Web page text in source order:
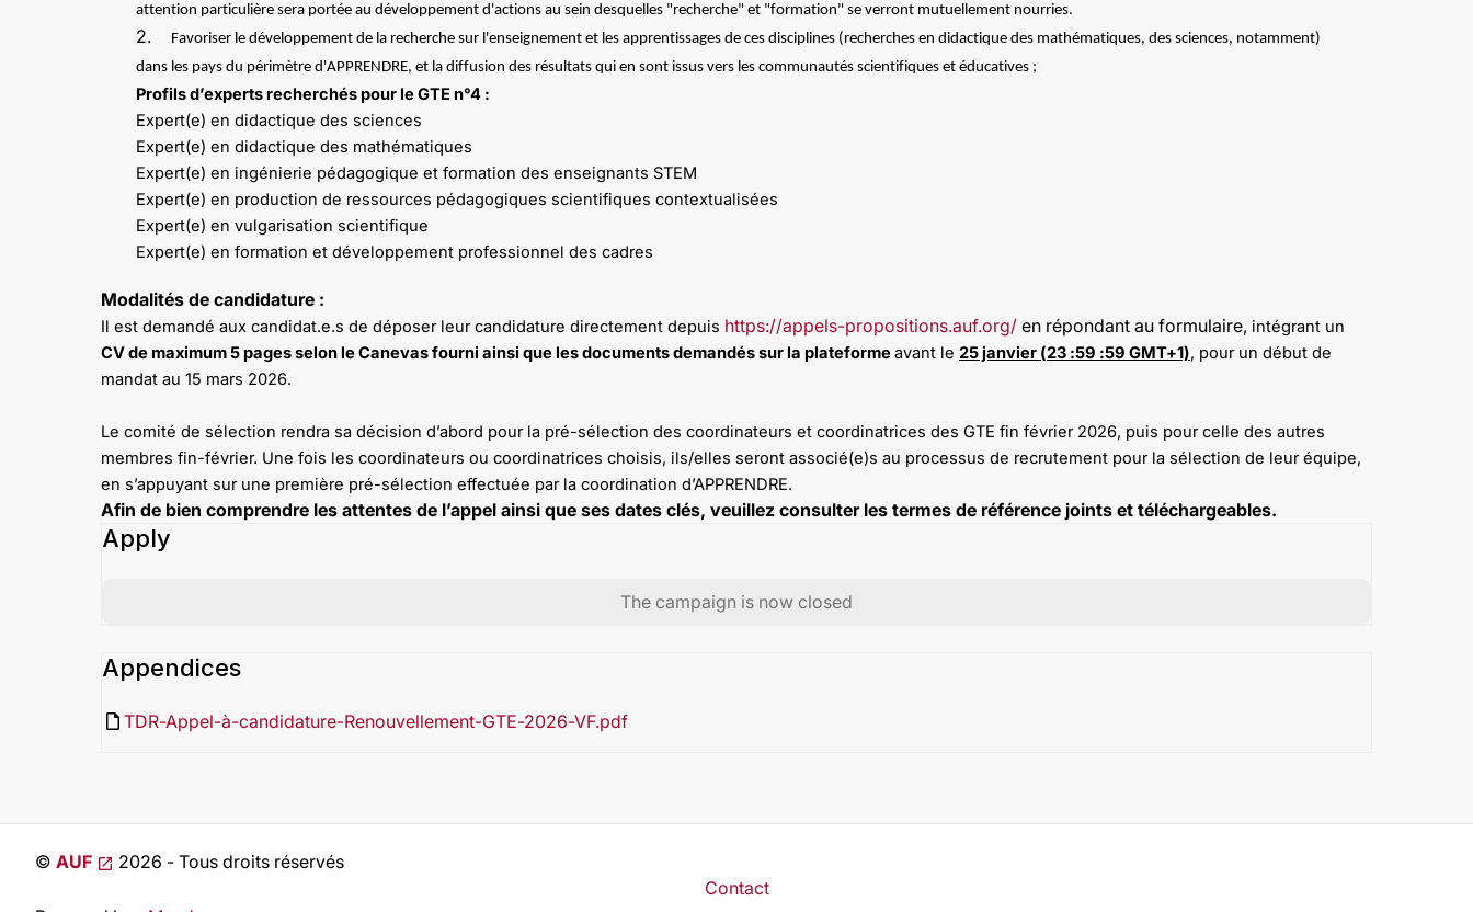
attention particulière sera portée au développement d'actions au sein desquelles "recherche" et "formation" se verront mutuellement nourries.
2.
Favoriser le développement de la recherche sur l'enseignement et les apprentissages de ces disciplines (recherches en didactique des mathématiques, des sciences, notamment)
dans les pays du périmètre d'APPRENDRE, et la diffusion des résultats qui en sont issus vers les communautés scientifiques et éducatives ;
Profils d’experts recherchés pour le GTE n°4 :
Expert(e) en didactique des sciences
Expert(e) en didactique des mathématiques
Expert(e) en ingénierie pédagogique et formation des enseignants STEM
Expert(e) en production de ressources pédagogiques scientifiques contextualisées
Expert(e) en vulgarisation scientifique
Expert(e) en formation et développement professionnel des cadres
Modalités de candidature :
Il est demandé aux candidat.e.s de déposer leur candidature directement depuis https://appels-propositions.auf.org/ en répondant au formulaire, intégrant un
CV de maximum 5 pages selon le Canevas fourni ainsi que les documents demandés sur la plateformeavant le 25 janvier (23 :59 :59 GMT+1), pour un début de
mandat au 15 mars 2026.
Le comité de sélection rendra sa décision d’abord pour la pré-sélection des coordinateurs et coordinatrices des GTE fin février 2026, puis pour celle des autres
membres fin-février. Une fois les coordinateurs ou coordinatrices choisis, ils/elles seront associé(e)s au processus de recrutement pour la sélection de leur équipe,
en s’appuyant sur une première pré-sélection effectuée par la coordination d’APPRENDRE.
Afin de bien comprendre les attentes de l’appel ainsi que ses dates clés, veuillez consulter les termes de référence joints et téléchargeables.
Apply
The campaign is now closed
Appendices
insert_drive_file TDR-Appel-à-candidature-Renouvellement-GTE-2026-VF.pdf
© AUF
2026 - Tous droits réservés
Contact